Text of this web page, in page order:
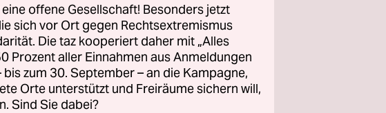
das in der
wurden Festivitäten
um größere
hundert Millionen
offene Gesellschaft! Besonders jetzt
sich vor Ort gegen Rechtsextremismus
Die taz kooperiert daher mit „Alles
Prozent aller Einnahmen aus Anmeldungen
bis zum 30. September – an die Kampagne,
Orte unterstützt und Freiräume sichern will,
Sind Sie dabei?